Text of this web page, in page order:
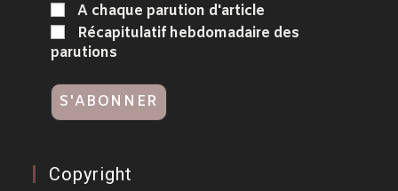
A chaque parution d'article
Récapitulatif hebdomadaire des
parutions
Copyright